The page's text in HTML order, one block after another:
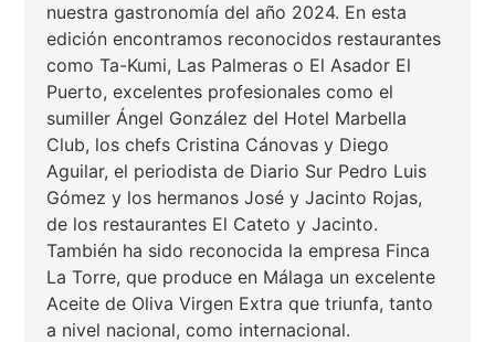
nuestra gastronomía del año 2024. En esta
edición encontramos reconocidos restaurantes
como Ta-Kumi, Las Palmeras o El Asador El
Puerto, excelentes profesionales como el
sumiller Ángel González del Hotel Marbella
Club, los chefs Cristina Cánovas y Diego
Aguilar, el periodista de Diario Sur Pedro Luis
Gómez y los hermanos José y Jacinto Rojas,
de los restaurantes El Cateto y Jacinto.
También ha sido reconocida la empresa Finca
La Torre, que produce en Málaga un excelente
Aceite de Oliva Virgen Extra que triunfa, tanto
a nivel nacional, como internacional.